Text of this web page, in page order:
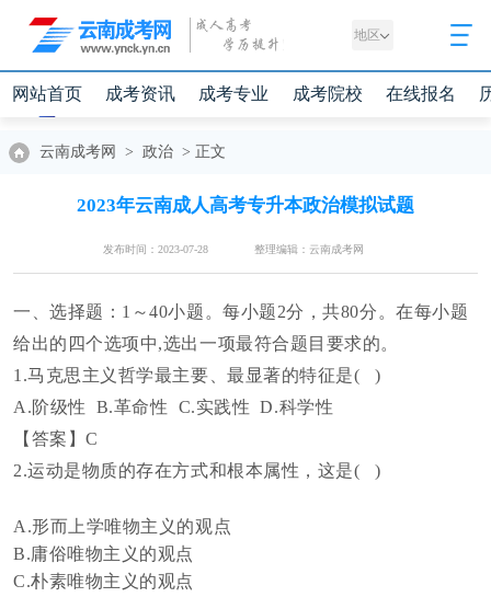
地区
网站首页 成考资讯 成考专业 成考院校 在线报名
云南成考网 > 政治 > 正文
2023年云南成人高考专升本政治模拟试题
发布时间：2023-07-28 整理编辑：云南成考网
一、选择题： 1～40小题。每小题2分，共80分。在每小题
给出的四个选项中,选出一项最符合题目要求的。
1.马克思主义哲学最主要、最显著的特征是( )
A.阶级性 B.革命性 C.实践性D.科学性
【答案】C
2.运动是物质的存在方式和根本属性，这是( )
A.形而上学唯物主义的观点
B.庸俗唯物主义的观点
C.朴素唯物主义的观点